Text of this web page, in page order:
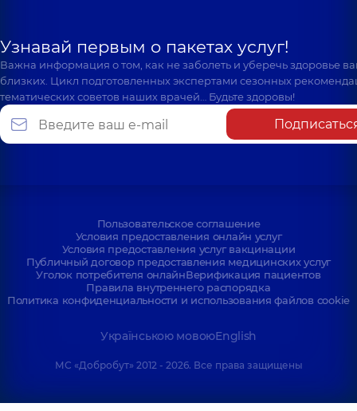
Узнавай первым о пакетах услуг!
Важна информация о том, как не заболеть и уберечь здоровье
близких. Цикл подготовленных экспертами сезонных
тематических советов наших врачей… Будьте здоровы!
Пользовательское соглашение
Условия предоставления онлайн услуг
Условия предоставления услуг вакцинации
Публичный договор предоставления медицинских услуг
Уголок потребителя онлайнВерификация пациентов
Правила внутреннего распорядка
Политика конфиденциальности и использования файлов cookie
Українською мовоюEnglish
МС «Добробут» 2012 - 2026. Все права защищены